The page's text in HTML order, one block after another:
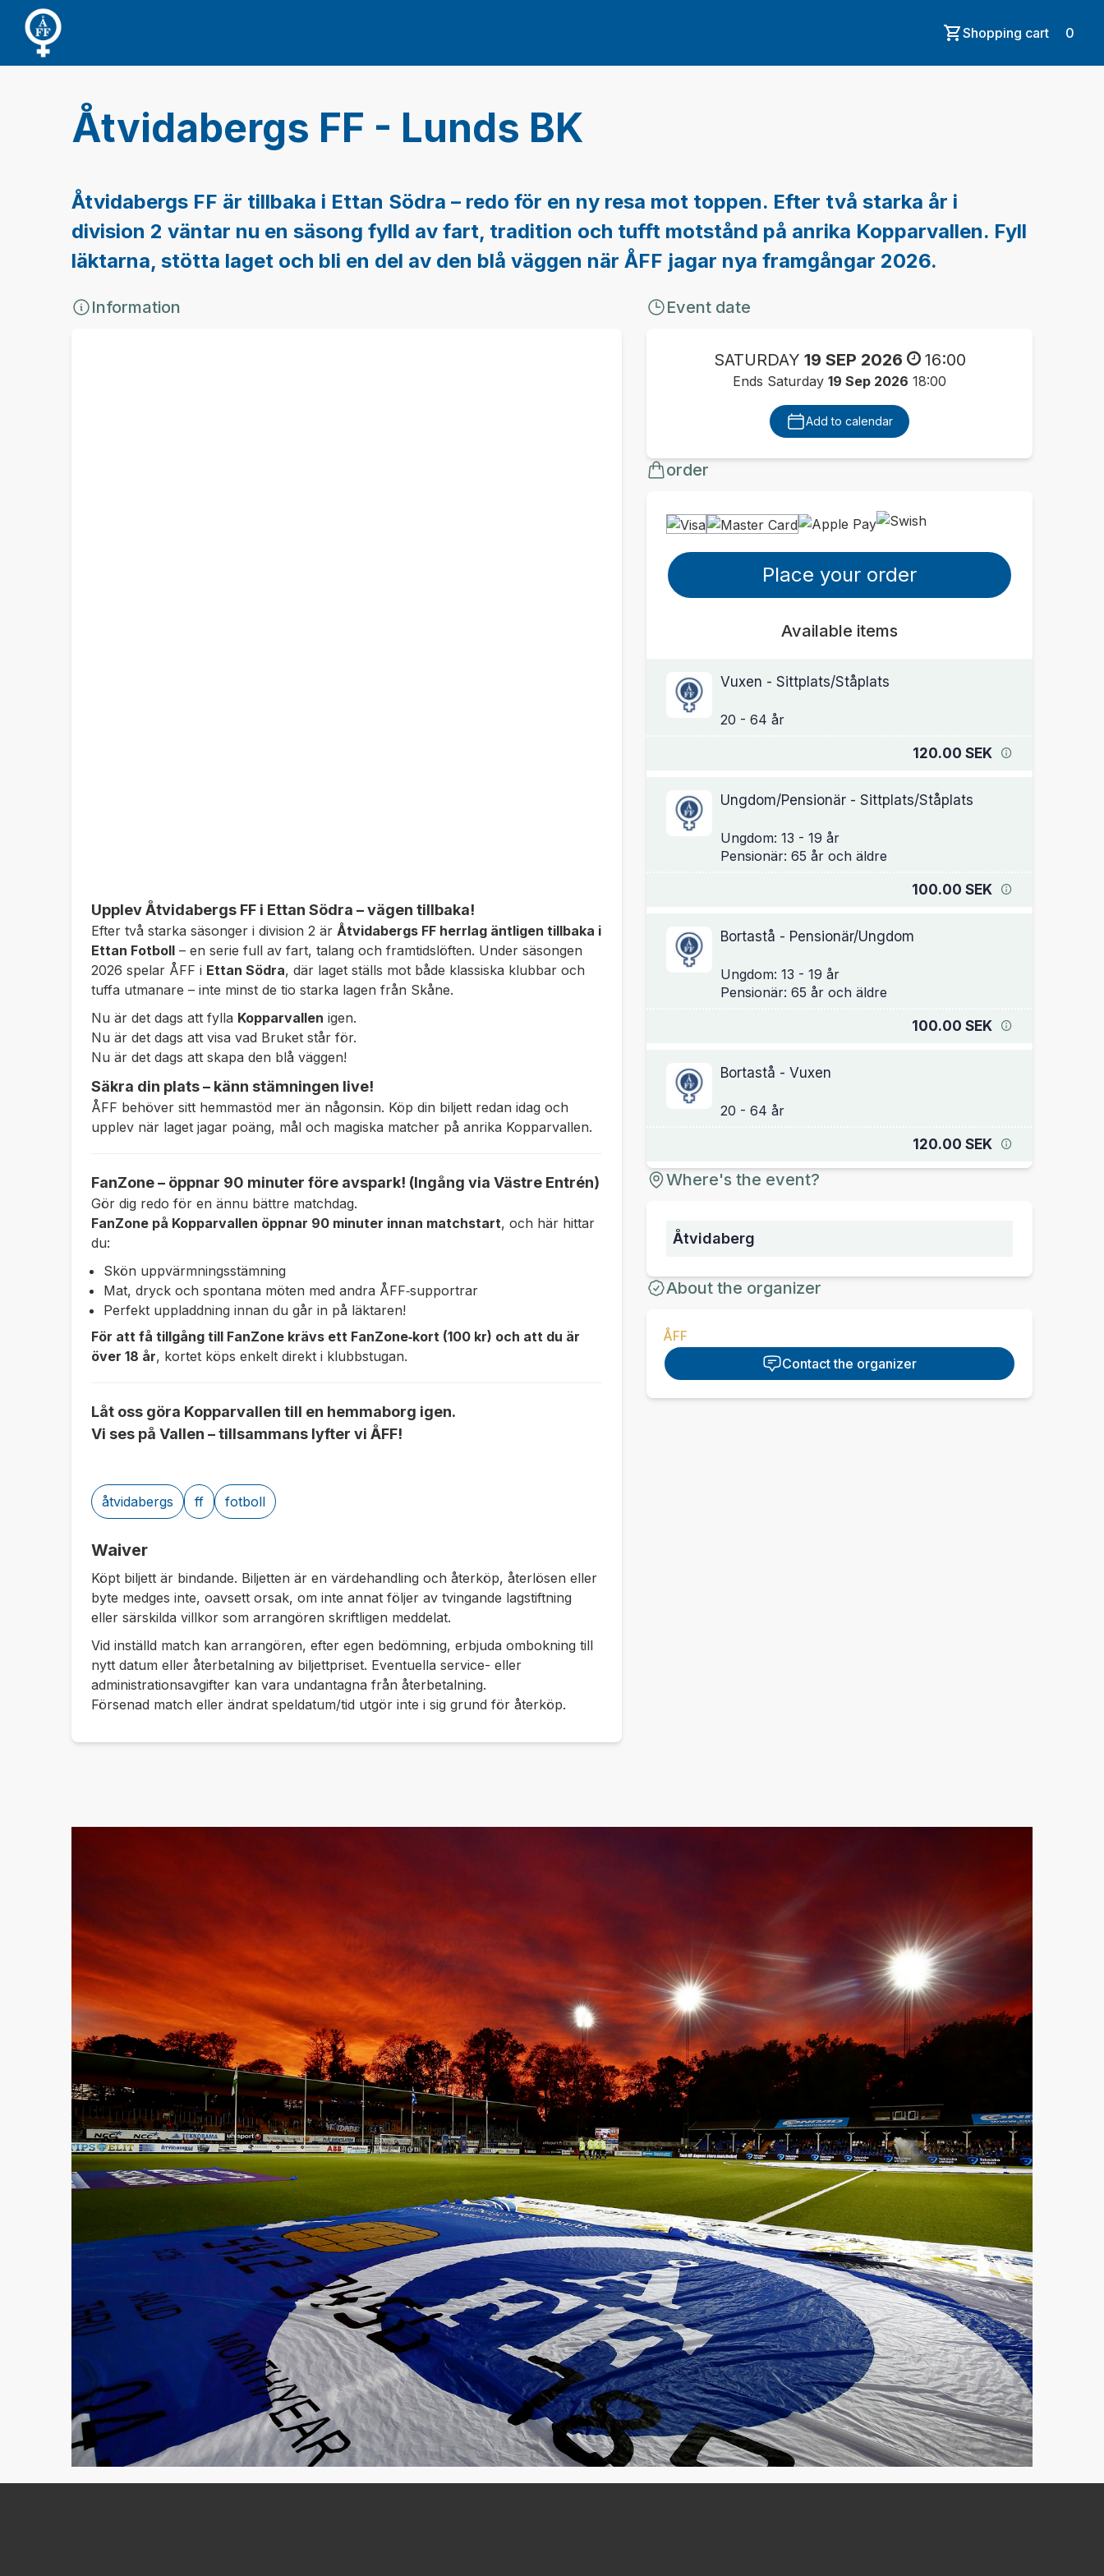
Shopping cart 0
Åtvidabergs FF - Lunds BK
Åtvidabergs FF är tillbaka i Ettan Södra – redo för en ny resa mot toppen. Efter två starka år i
division 2 väntar nu en säsong fylld av fart, tradition och tufft motstånd på anrika Kopparvallen. Fyll
läktarna, stötta laget och bli en del av den blå väggen när ÅFF jagar nya framgångar 2026.
Information
Upplev Åtvidabergs FF i Ettan Södra – vägen tillbaka!
Efter två starka säsonger i division 2 är Åtvidabergs FF herrlag äntligen tillbaka i
Ettan Fotboll – en serie full av fart, talang och framtidslöften. Under säsongen
2026 spelar ÅFF i Ettan Södra, där laget ställs mot både klassiska klubbar och
tuffa utmanare – inte minst de tio starka lagen från Skåne.
Nu är det dags att fylla Kopparvallen igen.
Nu är det dags att visa vad Bruket står för.
Nu är det dags att skapa den blå väggen!
Säkra din plats – känn stämningen live!
ÅFF behöver sitt hemmastöd mer än någonsin. Köp din biljett redan idag och
upplev när laget jagar poäng, mål och magiska matcher på anrika Kopparvallen.
FanZone – öppnar 90 minuter före avspark! (Ingång via Västre Entrén)
Gör dig redo för en ännu bättre matchdag.
FanZone på Kopparvallen öppnar 90 minuter innan matchstart, och här hittar
du:
Skön uppvärmningsstämning
Mat, dryck och spontana möten med andra ÅFF‑supportrar
Perfekt uppladdning innan du går in på läktaren!
För att få tillgång till FanZone krävs ett FanZone‑kort (100 kr) och att du är
över 18 år, kortet köps enkelt direkt i klubbstugan.
Låt oss göra Kopparvallen till en hemmaborg igen.
Vi ses på Vallen – tillsammans lyfter vi ÅFF!
åtvidabergs ff fotboll
Waiver
Köpt biljett är bindande. Biljetten är en värdehandling och återköp, återlösen eller
byte medges inte, oavsett orsak, om inte annat följer av tvingande lagstiftning
eller särskilda villkor som arrangören skriftligen meddelat.
Vid inställd match kan arrangören, efter egen bedömning, erbjuda ombokning till
nytt datum eller återbetalning av biljettpriset. Eventuella service- eller
administrationsavgifter kan vara undantagna från återbetalning.
Försenad match eller ändrat speldatum/tid utgör inte i sig grund för återköp.
Event date
SATURDAY 19 SEP 2026 16:00
Ends Saturday 19 Sep 2026 18:00
Add to calendar
order
Place your order
Available items
Vuxen - Sittplats/Ståplats
120.00 SEK
Ungdom/Pensionär - Sittplats/Ståplats
Ungdom: 13 - 19 år
100.00 SEK
Bortastå - Pensionär/Ungdom
Ungdom: 13 - 19 år
100.00 SEK
Bortastå - Vuxen
120.00 SEK
Where's the event?
Åtvidaberg
About the organizer
ÅFF
Contact the organizer